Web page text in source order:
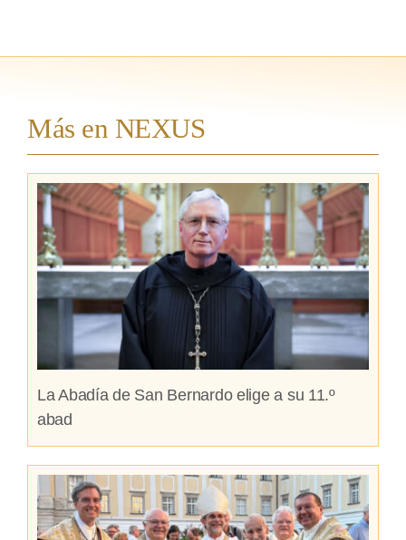
Más en NEXUS
La Abadía de San Bernardo elige a su 11.º
abad